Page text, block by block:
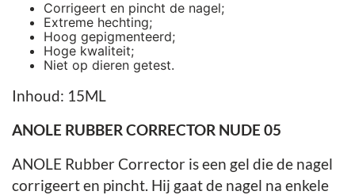
Corrigeert en pincht de nagel;
Extreme hechting;
Hoog gepigmenteerd;
Hoge kwaliteit;
Niet op dieren getest.
Inhoud: 15ML
ANOLE RUBBER CORRECTOR NUDE 05
ANOLE Rubber Corrector is een gel die de nagel
corrigeert en pincht. Hij gaat de nagel na enkele